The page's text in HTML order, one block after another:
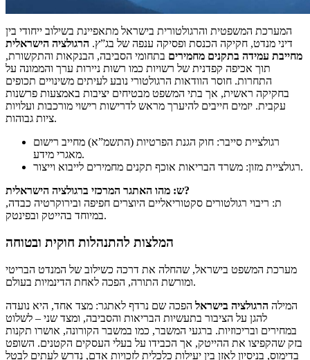
המערכת המשפטית והרגולטורית בישראל מתאפיינת בשילוב ייחודי בין
דיני מנדט, חקיקה הכנסת ופסיקה ענפה של בג”ץ. הרגולציה הישראלית
מחייבת עמידה בתקנים מחמירים בתחומי הסביבה, הבנקאות והתקשורת,
תוך אכיפה קפדנית של רשויות כמו רשות ניירות ערך והממונה על
התחרות. חוסר הוודאות הרגולטורי נובע לעיתים משינויים תכופים
בחקיקה ראשית, אך בתי המשפט מבטיחים יציבות באמצעות פרשנות
עקבית. יזמים חייבים להיערך מראש לדרישות רישוי מורכבות ועלויות
ציות גבוהות.
רגולציית סייבר: חוק הגנת הפרטיות (התשמ”א) מחייב רישום
מאגרי מידע.
רגולציית מזון: משרד הבריאות אוכף תקנים מחמירים לייבוא וייצור.
ש: מהו האתגר המרכזי ברגולציה הישראלית?
ת: ריבוי רגולטורים סקטוריאליים היוצרים חפיפה ובירוקרטיה כבדה,
במיוחד בהייטק ובפינטק.
המלצות להתנהלות חוקית ובטוחה
מערכת המשפט בישראל, שהחלה את דרכה כשילוב של המנדט הבריטי
ומורשת התורה, הפכה לאחת הדינמיות בעולם.
המילה הרגולציה בישראל הפכה שם נרדף לאתגר: מצד אחד, היא נועדה
להגן על הציבור בתעשיות הבריאות והסביבה, ומצד שני – לשלוט
במחירים ובריכוזיות. ברגעי המשבר, כמו במשבר הקורונה, אושרו תקנות
בזק שהקפיצו את ההייטק, אך הכבידו על בעלי העסקים הקטנים. השופט
בדימוס, בניסיון לאזן בין יעילות כלכלית לזכויות אדם, נדרש לעתים לבטל